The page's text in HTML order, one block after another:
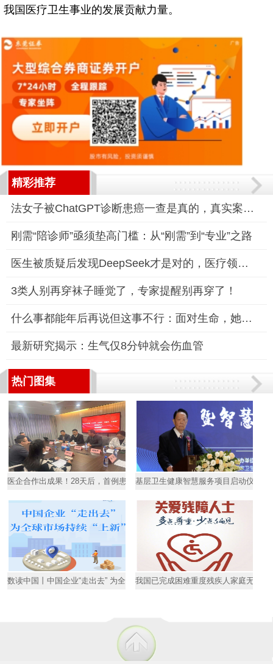
我国医疗卫生事业的发展贡献力量。
精彩推荐
法女子被ChatGPT诊断患癌一查是真的，真实案例引发AI医疗应用争
刚需“陪诊师”亟须垫高门槛：从“刚需”到“专业”之路
医生被质疑后发现DeepSeek才是对的，医疗领域迎来革命性变革
3类人别再穿袜子睡觉了，专家提醒别再穿了！
什么事都能年后再说但这事不行：面对生命，她勇敢地说“不行”
最新研究揭示：生气仅8分钟就会伤血管
热门图集
医企合作出成果！28天后，首例患者HPV转阴基层卫生健康智慧服务项目启动仪式
数读中国丨中国企业“走出去” 为全球市场持续“上新”我国已完成困难重度残疾人家庭无障碍